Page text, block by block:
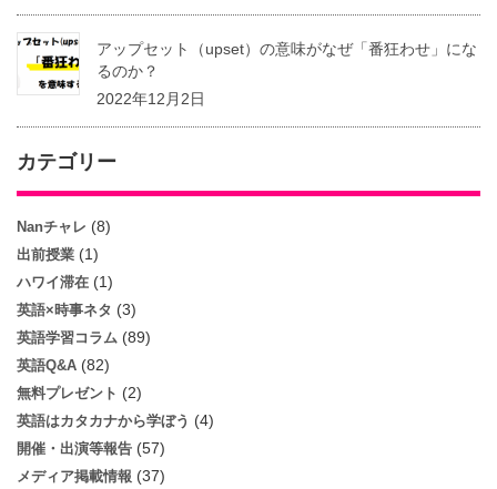
アップセット（upset）の意味がなぜ「番狂わせ」にな
るのか？
2022年12月2日
カテゴリー
Nanチャレ (8)
出前授業 (1)
ハワイ滞在 (1)
英語×時事ネタ (3)
英語学習コラム (89)
英語Q&A (82)
無料プレゼント (2)
英語はカタカナから学ぼう (4)
開催・出演等報告 (57)
メディア掲載情報 (37)